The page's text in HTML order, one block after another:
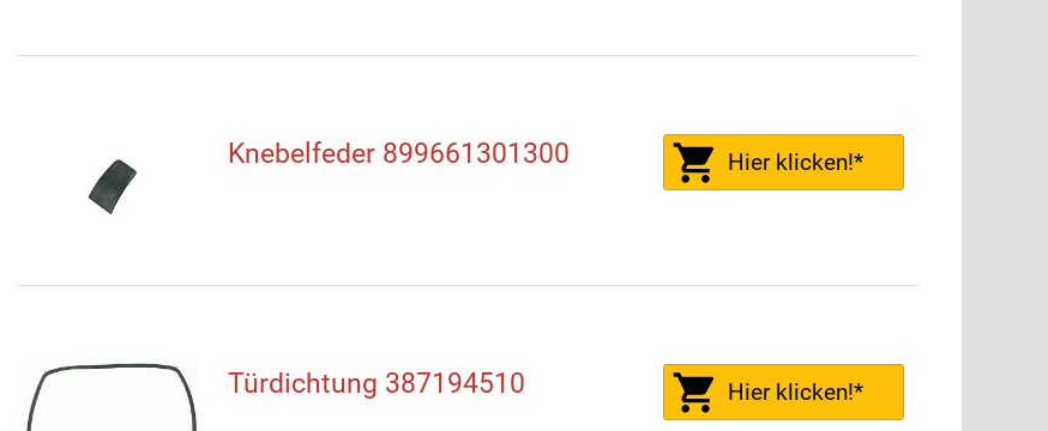
Knebelfeder 899661301300 Hier klicken!*
Türdichtung 387194510 Hier klicken!*